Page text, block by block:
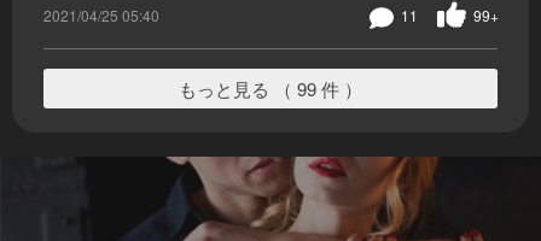
2021/04/25 05:40 99+
11
もっと見る （ 99 件 ）